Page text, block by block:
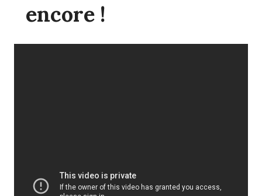
encore !